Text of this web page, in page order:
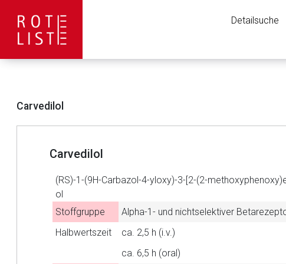
Detailsuche
Carvedilol
Carvedilol
(RS)-1-(9H-Carbazol-4-yloxy)-3-[2-(2-
ol
Stoffgruppe
Alpha-1- und nichtselektiver
Halbwertszeit
ca. 2,5 h (i.v.)
ca. 6,5 h (oral)
Aufruf einer externen